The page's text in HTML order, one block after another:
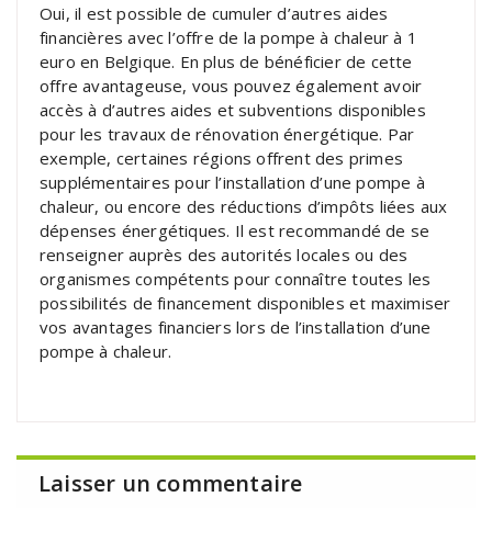
Oui, il est possible de cumuler d’autres aides
financières avec l’offre de la pompe à chaleur à 1
euro en Belgique. En plus de bénéficier de cette
offre avantageuse, vous pouvez également avoir
accès à d’autres aides et subventions disponibles
pour les travaux de rénovation énergétique. Par
exemple, certaines régions offrent des primes
supplémentaires pour l’installation d’une pompe à
chaleur, ou encore des réductions d’impôts liées aux
dépenses énergétiques. Il est recommandé de se
renseigner auprès des autorités locales ou des
organismes compétents pour connaître toutes les
possibilités de financement disponibles et maximiser
vos avantages financiers lors de l’installation d’une
pompe à chaleur.
Laisser un commentaire